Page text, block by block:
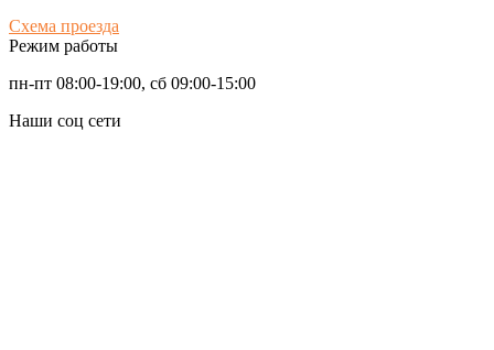
Схема проезда
Режим работы
пн-пт 08:00-19:00, сб 09:00-15:00
Наши соц сети